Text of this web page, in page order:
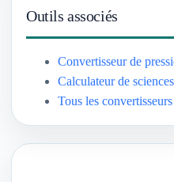
Outils associés
Convertisseur de
Calculateur de
Tous les